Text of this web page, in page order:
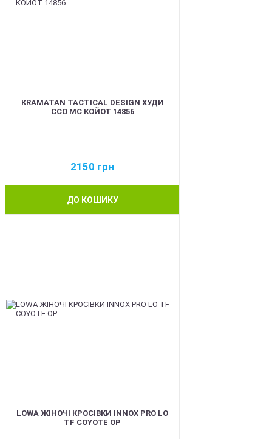
KRAMATAN TACTICAL DESIGN ХУДИ
ССО МС КОЙОТ 14856
2150 грн
ДО КОШИКУ
LOWA ЖІНОЧІ КРОСІВКИ INNOX PRO LO
TF COYOTE OP